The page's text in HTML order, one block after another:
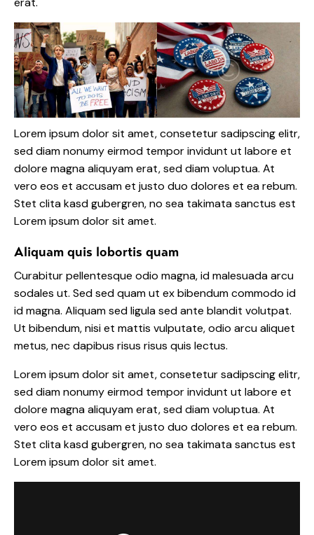
Lorem ipsum dolor sit amet, consetetur sadipscing elitr,
sed diam nonumy eirmod tempor invidunt ut labore et
dolore magna aliquyam erat, sed diam voluptua. At
vero eos et accusam et justo duo dolores et ea rebum.
Stet clita kasd gubergren, no sea takimata sanctus est
Lorem ipsum dolor sit amet.
Aliquam quis lobortis quam
Curabitur pellentesque odio magna, id malesuada arcu
sodales ut. Sed sed quam ut ex bibendum commodo id
id magna. Aliquam sed ligula sed ante blandit volutpat.
Ut bibendum, nisi et mattis vulputate, odio arcu aliquet
metus, nec dapibus risus risus quis lectus.
Lorem ipsum dolor sit amet, consetetur sadipscing elitr,
sed diam nonumy eirmod tempor invidunt ut labore et
dolore magna aliquyam erat, sed diam voluptua. At
vero eos et accusam et justo duo dolores et ea rebum.
Stet clita kasd gubergren, no sea takimata sanctus est
Lorem ipsum dolor sit amet.